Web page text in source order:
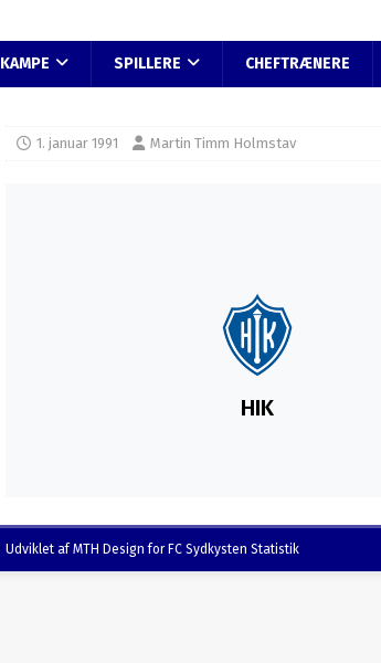
KAMPE SPILLERE CHEFTRÆNERE
1. januar 1991 Martin Timm Holmstav
HIK
Udviklet af MTH Design for FC Sydkysten Statistik